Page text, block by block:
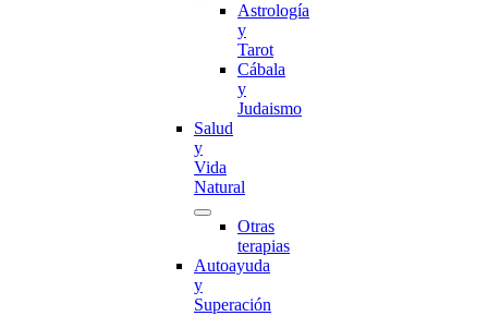
Astrología
y
Tarot
Cábala
y
Judaismo
Salud
y
Vida
Natural
Otras
terapias
Autoayuda
y
Superación